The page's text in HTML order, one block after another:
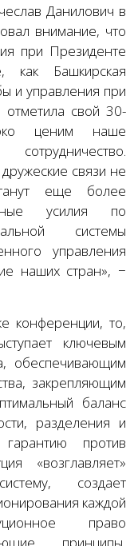
Данилович в
внимание, что
при Президенте
как Башкирская
и управления при
отметила свой 30-
ценим наше
связи не
еще более
усилия по
системы
управления
наших стран», −
конференции, то,
ключевым
обеспечивающим
закрепляющим
баланс
разделения и
против
«возглавляет»
создает
каждой
право
принципы,